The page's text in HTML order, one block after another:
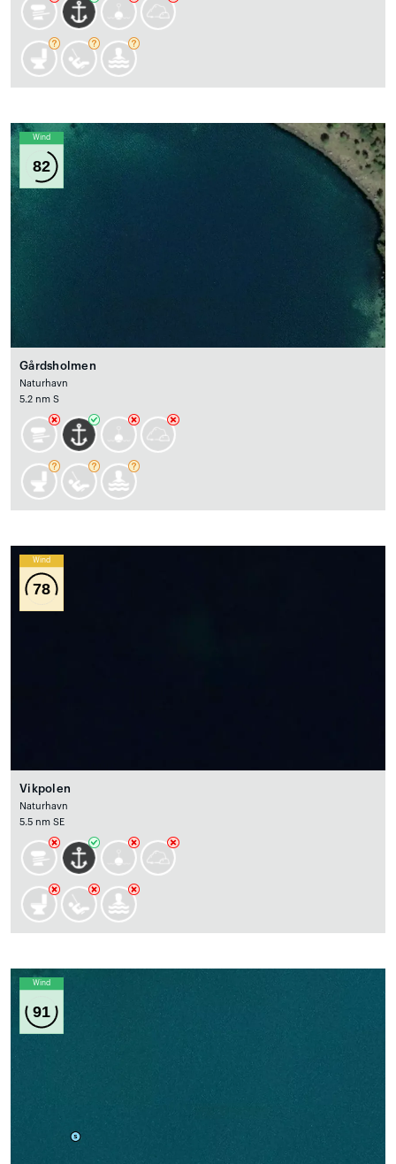
Wind
82
Gårdsholmen
Naturhavn
5.2 nm S
Wind
78
Vikpolen
Naturhavn
5.5 nm SE
Wind
91